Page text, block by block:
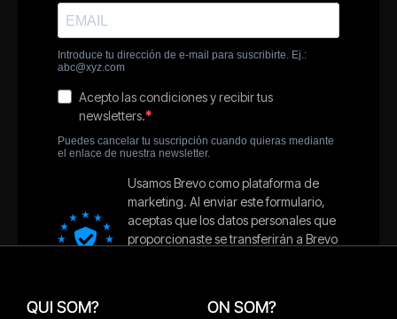
QUI SOM? ON SOM?